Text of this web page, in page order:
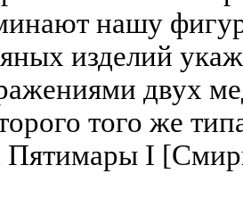
нашу
изделий
двух
того же
Пятимары I